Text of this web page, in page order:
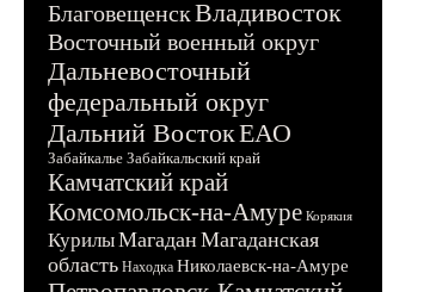
БлаговещенскВладивосток
Восточный военный округ
Дальневосточный
федеральный округ
Дальний ВостокЕАО
Забайкалье Забайкальский край
Камчатский край
Комсомольск-на-Амуре Корякия
КурилыМагадан Магаданская
область Находка Николаевск-на-Амуре